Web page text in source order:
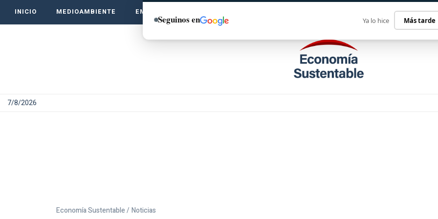
INICIO MEDIOAMBIENTE EMPRENDE VERDE
7/8/2026
Economía Sustentable / Noticias
Seguinos en Ya lo hice Más tarde